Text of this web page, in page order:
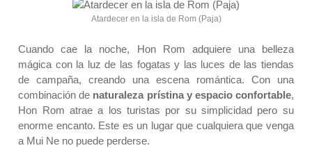
Atardecer en la isla de Rom (Paja)
Cuando cae la noche, Hon Rom adquiere una belleza
mágica con la luz de las fogatas y las luces de las tiendas
de campaña, creando una escena romántica. Con una
combinación de naturaleza prístina y espacio confortable,
Hon Rom atrae a los turistas por su simplicidad pero su
enorme encanto. Este es un lugar que cualquiera que venga
a Mui Ne no puede perderse.